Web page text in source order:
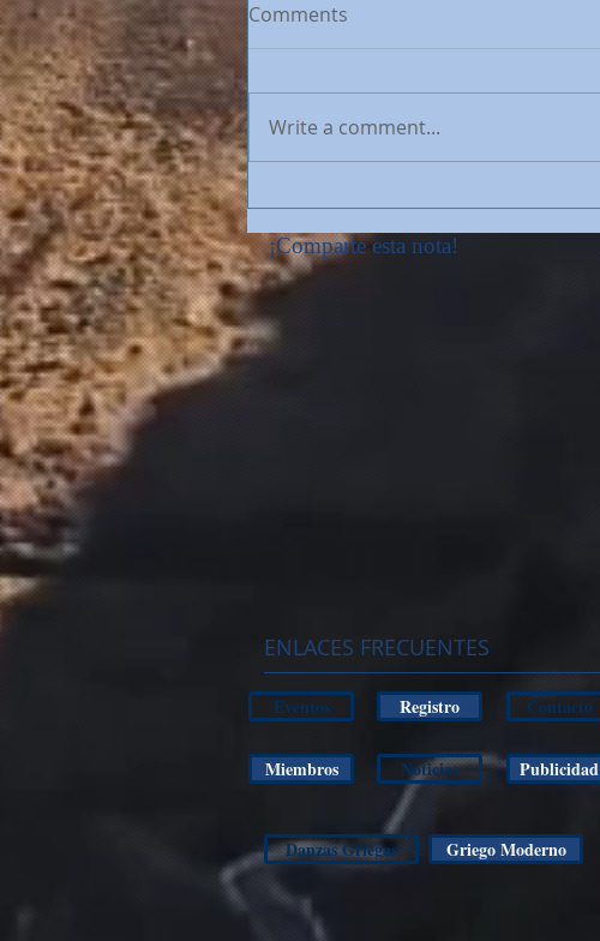
Comments
Write a comment...
¡Comparte esta nota!
ENLACES FRECUENTES
Eventos Registro Contacto
Miembros Noticias Publicidad
Danzas Griegas Griego Moderno